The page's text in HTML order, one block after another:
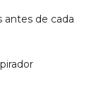
antes de cada